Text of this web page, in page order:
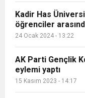
Kadir Has
öğrenciler
24 Ocak 2024 - 13:22
AK Parti Gençlik
eylemi yaptı
15 Kasım 2023 - 14:17